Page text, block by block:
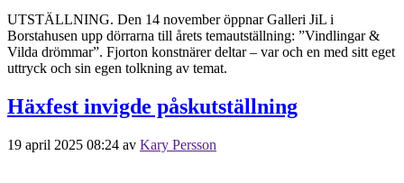
UTSTÄLLNING. Den 14 november öppnar Galleri JiL i
Borstahusen upp dörrarna till årets temautställning: ”Vindlingar &
Vilda drömmar”. Fjorton konstnärer deltar – var och en med sitt eget
uttryck och sin egen tolkning av temat.
Häxfest invigde påskutställning
19 april 2025 08:24 av Kary Persson